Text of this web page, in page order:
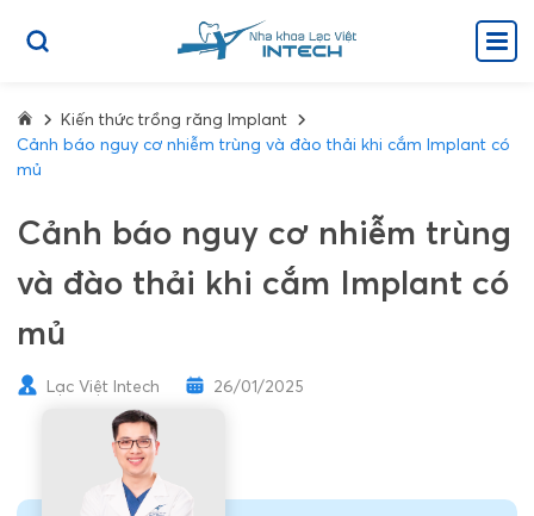
Kiến thức trồng răng Implant
Cảnh báo nguy cơ nhiễm trùng và đào thải khi cắm Implant có
mủ
Cảnh báo nguy cơ nhiễm trùng
và đào thải khi cắm Implant có
mủ
Lạc Việt Intech 26/01/2025